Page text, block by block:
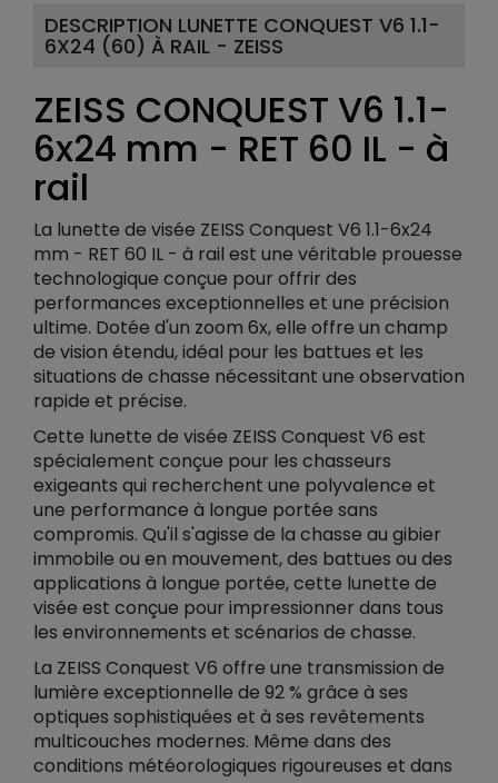
DESCRIPTION LUNETTE CONQUEST V6 1.1-
6X24 (60) À RAIL - ZEISS
ZEISS CONQUEST V6 1.1-
6x24 mm - RET 60 IL - à
rail
La lunette de visée ZEISS Conquest V6 1.1-6x24
mm - RET 60 IL - à rail est une véritable prouesse
technologique conçue pour offrir des
performances exceptionnelles et une précision
ultime. Dotée d'un zoom 6x, elle offre un champ
de vision étendu, idéal pour les battues et les
situations de chasse nécessitant une observation
rapide et précise.
Cette lunette de visée ZEISS Conquest V6 est
spécialement conçue pour les chasseurs
exigeants qui recherchent une polyvalence et
une performance à longue portée sans
compromis. Qu'il s'agisse de la chasse au gibier
immobile ou en mouvement, des battues ou des
applications à longue portée, cette lunette de
visée est conçue pour impressionner dans tous
les environnements et scénarios de chasse.
La ZEISS Conquest V6 offre une transmission de
lumière exceptionnelle de 92 % grâce à ses
optiques sophistiquées et à ses revêtements
multicouches modernes. Même dans des
conditions météorologiques rigoureuses et dans